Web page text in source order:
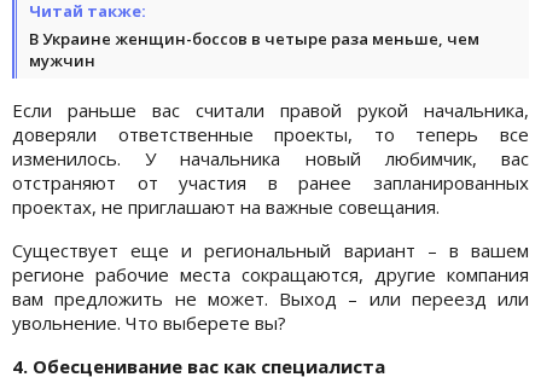
Читай также:
В Украине женщин-боссов в четыре раза меньше, чем
мужчин
Если раньше вас считали правой рукой начальника,
доверяли ответственные проекты, то теперь все
изменилось. У начальника новый любимчик, вас
отстраняют от участия в ранее запланированных
проектах, не приглашают на важные совещания.
Существует еще и региональный вариант – в вашем
регионе рабочие места сокращаются, другие компания
вам предложить не может. Выход – или переезд или
увольнение. Что выберете вы?
4. Обесценивание вас как специалиста